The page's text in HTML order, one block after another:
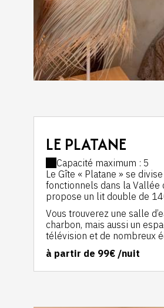
LE PLATANE
Capacité maximum : 5
Le Gîte « Platane » se
fonctionnels dans la Vallée
propose un lit double de
Vous trouverez une salle
charbon, mais aussi un
télévision et de nombreux
à partir de 99€ /nuit